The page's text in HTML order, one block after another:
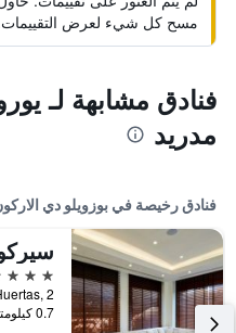
مسح كل شيء لعرض
فنادق مشابهة لـ
مدريد
فنادق رخيصة في بوزويلو دي
4 نجوم
0.7 كيلومتر عن وسط المدينة